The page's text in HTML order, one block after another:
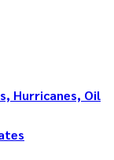
Hurricanes, Oil